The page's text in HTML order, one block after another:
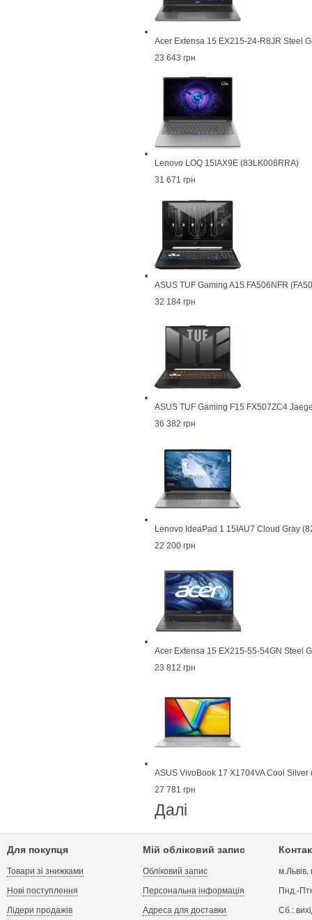
Acer Extensa 15 EX215-24-R8JR Steel
23 643 грн
Lenovo LOQ 15IAX9E (83LK008RRA)
31 671 грн
ASUS TUF Gaming A15 FA506NFR
32 184 грн
ASUS TUF Gaming F15 FX507ZC4
36 382 грн
Lenovo IdeaPad 1 15IAU7 Cloud Gray
22 200 грн
Acer Extensa 15 EX215-55-54GN Steel
23 812 грн
ASUS VivoBook 17 X1704VA Cool Silver
27 781 грн
Далі
Для покупця
Товари зі знижками
Нові поступлення
Лідери продажів
Мій обліковий запис
Обліковий запис
Персональна інформація
Адреса для доставки
Пнд.-
Сб.: